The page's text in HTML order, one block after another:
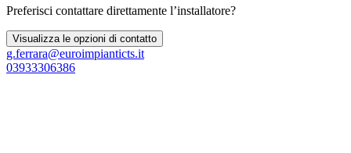
Preferisci contattare direttamente l’installatore?
Visualizza le opzioni di contatto
g.ferrara@euroimpianticts.it
03933306386